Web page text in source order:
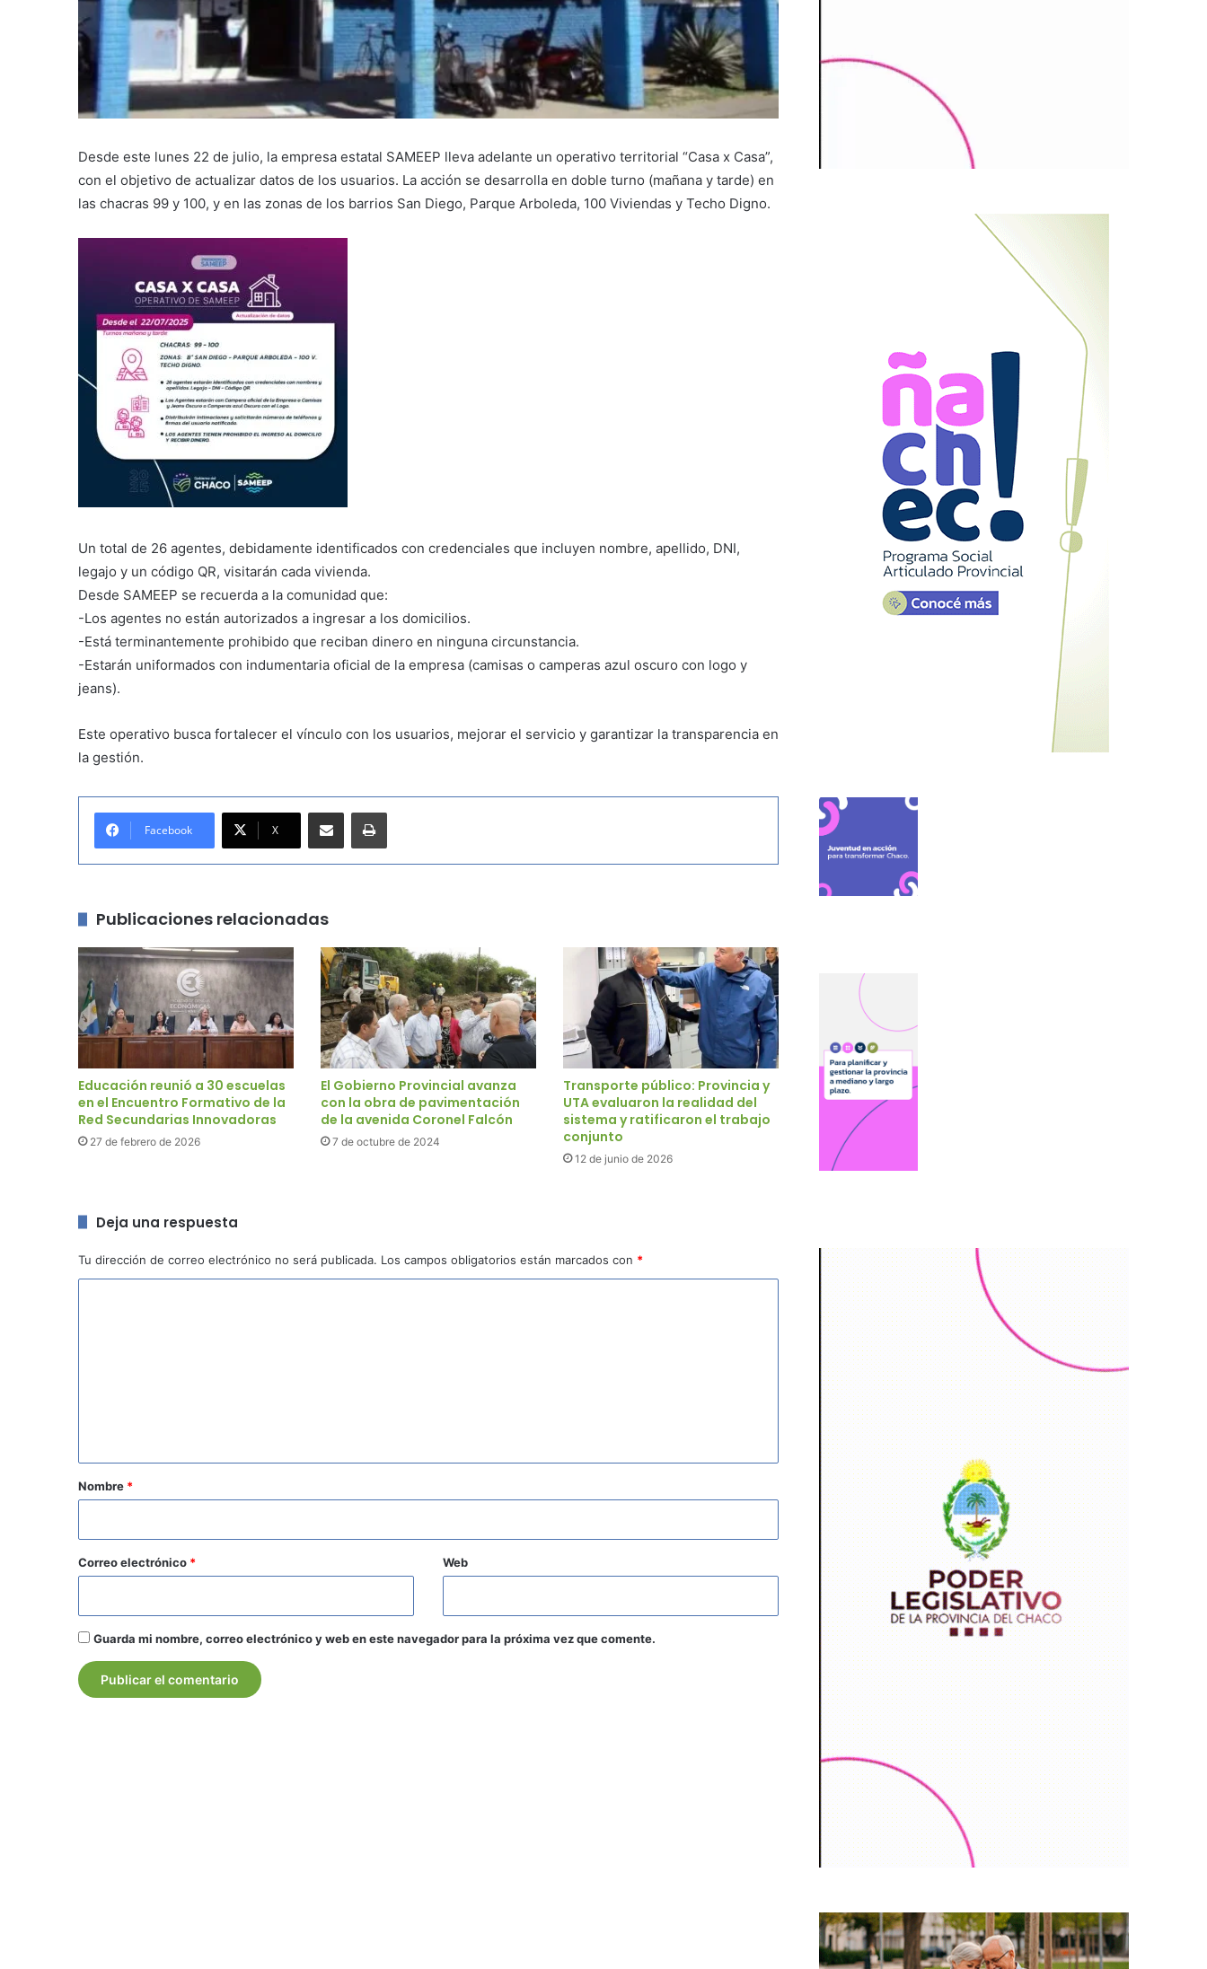
Desde este lunes 22 de julio, la empresa estatal SAMEEP lleva adelante un operativo territorial “Casa x Casa”,
con el objetivo de actualizar datos de los usuarios. La acción se desarrolla en doble turno (mañana y tarde) en
las chacras 99 y 100, y en las zonas de los barrios San Diego, Parque Arboleda, 100 Viviendas y Techo Digno.
Un total de 26 agentes, debidamente identificados con credenciales que incluyen nombre, apellido, DNI,
legajo y un código QR, visitarán cada vivienda.
Desde SAMEEP se recuerda a la comunidad que:
-Los agentes no están autorizados a ingresar a los domicilios.
-Está terminantemente prohibido que reciban dinero en ninguna circunstancia.
-Estarán uniformados con indumentaria oficial de la empresa (camisas o camperas azul oscuro con logo y
jeans).
Este operativo busca fortalecer el vínculo con los usuarios, mejorar el servicio y garantizar la transparencia en
la gestión.
Facebook X
Publicaciones relacionadas
Educación reunió a 30 escuelas
en el Encuentro Formativo de la
Red Secundarias Innovadoras
27 de febrero de 2026
El Gobierno Provincial avanza
con la obra de pavimentación
de la avenida Coronel Falcón
7 de octubre de 2024
Transporte público: Provincia y
UTA evaluaron la realidad del
sistema y ratificaron el trabajo
conjunto
12 de junio de 2026
Deja una respuesta
Tu dirección de correo electrónico no será publicada. Los campos obligatorios están marcados con *
r
*
Nombre *
Correo electrónico * Web
Guarda mi nombre, correo electrónico y web en este navegador para la próxima vez que comente.